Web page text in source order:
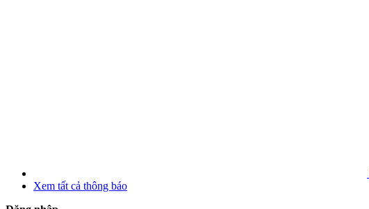
Xem tất cả thông báo